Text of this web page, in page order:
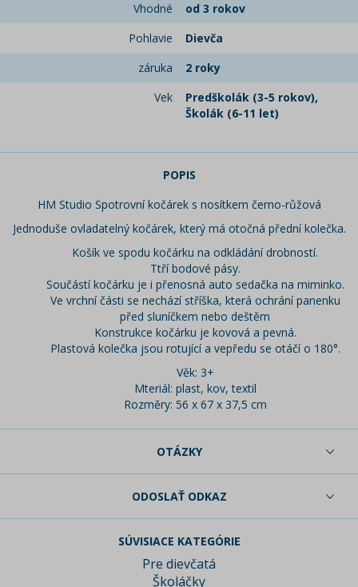
Vhodné
od 3 rokov
Pohlavie
Dievča
záruka
2 roky
Vek
Predškolák (3-5 rokov),
Školák (6-11 let)
POPIS
HM Studio Spotrovní kočárek s nosítkem černo-růžová
Jednoduše ovladatelný kočárek, který má otočná přední kolečka.
Košík ve spodu kočárku na odkládání drobností.
Ttří bodové pásy.
Součástí kočárku je i přenosná auto sedačka na miminko.
Ve vrchní části se nechází stříška, která ochrání panenku
před sluníčkem nebo deštěm
Konstrukce kočárku je kovová a pevná.
Plastová kolečka jsou rotující a vepředu se otáčí o 180°.
Věk: 3+
Mteriál: plast, kov, textil
Rozměry: 56 x 67 x 37,5 cm
OTÁZKY
ODOSLAŤ ODKAZ
SÚVISIACE KATEGÓRIE
Pre dievčatá
Školáčky